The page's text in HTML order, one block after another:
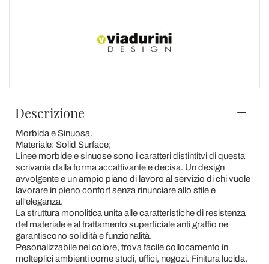
Descrizione
Morbida e Sinuosa.
Materiale: Solid Surface;
Linee morbide e sinuose sono i caratteri distintitvi di questa
scrivania dalla forma accattivante e decisa. Un design
avvolgente e un ampio piano di lavoro al servizio di chi vuole
lavorare in pieno confort senza rinunciare allo stile e
all'eleganza.
La struttura monolitica unita alle caratteristiche di resistenza
del materiale e al trattamento superficiale anti graffio ne
garantiscono solidità e funzionalità.
Pesonalizzabile nel colore, trova facile collocamento in
molteplici ambienti come studi, uffici, negozi. Finitura lucida.